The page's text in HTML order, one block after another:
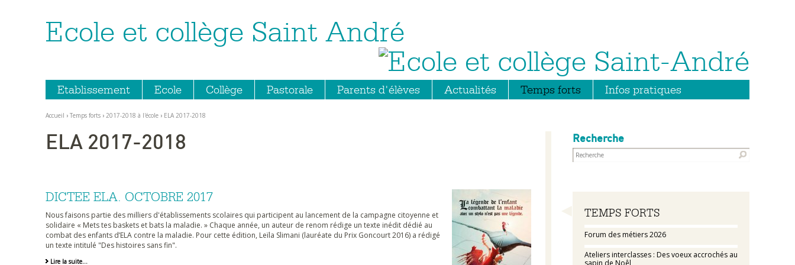
Aller
au
contenu.
navigation
Outils
personnels
Ecole et collège Saint André
Etablissement Ecole Collège Pastorale Parents d'élèves Actualités Temps forts Infos pratiques
Accueil › Temps forts › 2017-2018 à l'école › ELA 2017-2018
Recherche
Navigation
TEMPS FORTS
Forum des métiers 2026
Ateliers interclasses : Des voeux accrochés au
sapin de Noêl
ELA 2017-2018
DICTEE ELA. OCTOBRE 2017
Nous faisons partie des milliers d'établissements scolaires qui participent au lancement de la campagne citoyenne et
solidaire « Mets tes baskets et bats la maladie. » Chaque année, un auteur de renom rédige un texte inédit dédié au
combat des enfants d’ELA contre la maladie. Pour cette édition, Leïla Slimani (lauréate du Prix Goncourt 2016) a rédigé
un texte intitulé "Des histoires sans fin".
Lire la suite…